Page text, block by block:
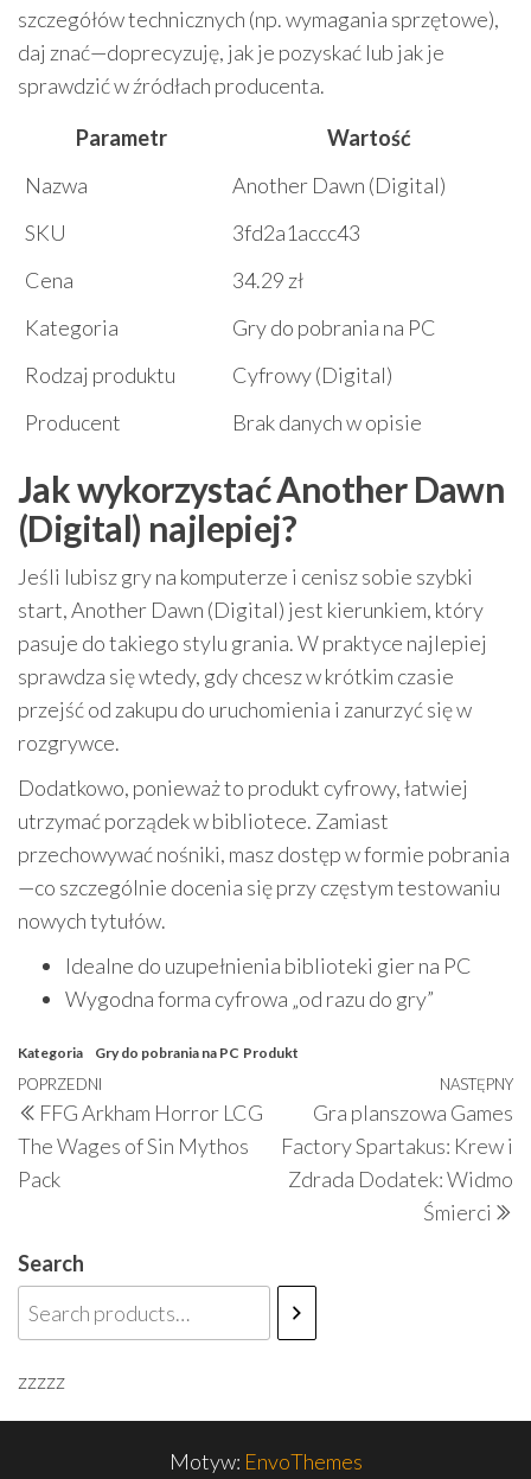
szczegółów technicznych (np. wymagania sprzętowe),
daj znać—doprecyzuję, jak je pozyskać lub jak je
sprawdzić w źródłach producenta.
Parametr
Wartość
Nazwa
Another Dawn (Digital)
SKU
3fd2a1accc43
Cena
34.29 zł
Kategoria
Gry do pobrania na PC
Rodzaj produktu
Cyfrowy (Digital)
Producent
Brak danych w opisie
Jak wykorzystać Another Dawn
(Digital) najlepiej?
Jeśli lubisz gry na komputerze i cenisz sobie szybki
start, Another Dawn (Digital) jest kierunkiem, który
pasuje do takiego stylu grania. W praktyce najlepiej
sprawdza się wtedy, gdy chcesz w krótkim czasie
przejść od zakupu do uruchomienia i zanurzyć się w
rozgrywce.
Dodatkowo, ponieważ to produkt cyfrowy, łatwiej
utrzymać porządek w bibliotece. Zamiast
przechowywać nośniki, masz dostęp w formie pobrania
—co szczególnie docenia się przy częstym testowaniu
nowych tytułów.
Idealne do uzupełnienia biblioteki gier na PC
Wygodna forma cyfrowa „od razu do gry”
Kategoria Gry do pobrania na PC Produkt
Nawigacja
wpisu
Poprzedni
wpis
POPRZEDNI
FFG Arkham Horror LCG
The Wages of Sin Mythos
Pack
NASTĘPNY
Gra planszowa Games
Factory Spartakus: Krew i
Zdrada Dodatek: Widmo
Śmierci
Search
zzzzz
Motyw: EnvoThemes